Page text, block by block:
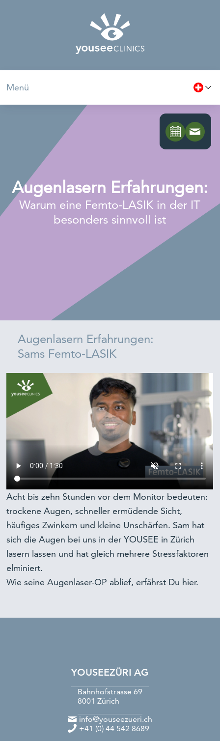
Menü
Augenlasern Erfahrungen:
Warum eine Femto-LASIK in der IT
besonders sinnvoll ist
Augenlasern Erfahrungen:
Sams Femto-LASIK
Acht bis zehn Stunden vor dem Monitor bedeuten:
trockene Augen, schneller ermüdende Sicht,
häufiges Zwinkern und kleine Unschärfen. Sam hat
sich die Augen bei uns in der YOUSEE in Zürich
lasern lassen und hat gleich mehrere Stressfaktoren
elminiert.
Wie seine Augenlaser-OP ablief, erfährst Du hier.
YOUSEEZÜRI AG
Bahnhofstrasse 69
8001 Zürich
info@youseezueri.ch
+41 (0) 44 542 8689